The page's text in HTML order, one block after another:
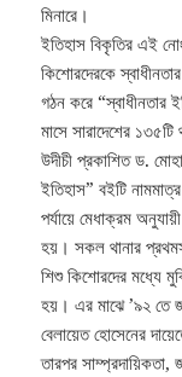
মিনারে।
ইতিহাস বিকৃতির এই
কিশোরদেরকে
গঠন করে “স্বাধীনতার
মাসে সারাদেশের
উদীচী প্রকাশিত ড.
ইতিহাস” বইটি
পর্যায়ে মেধাক্রম
হয়। সকল থানার
শিশু কিশোরদের মধ্যে
হয়। এর মাঝে ’৯২ তে
বেলায়েত হোসেনের
তারপর সাম্প্রদায়িকতা,